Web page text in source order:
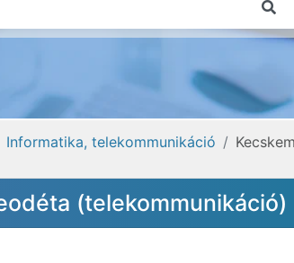
Informatika, telekommunikáció